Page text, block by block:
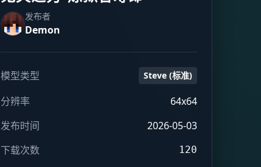
发布者
Demon
模型类型 Steve (标准)
分辨率
64x64
发布时间
2026-05-03
下载次数
120